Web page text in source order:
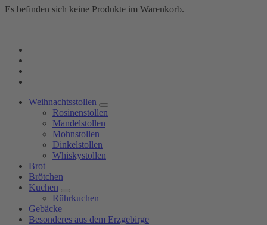
Es befinden sich keine Produkte im Warenkorb.
Weihnachtsstollen
Rosinenstollen
Mandelstollen
Mohnstollen
Dinkelstollen
Whiskystollen
Brot
Brötchen
Kuchen
Rührkuchen
Gebäcke
Besonderes aus dem Erzgebirge